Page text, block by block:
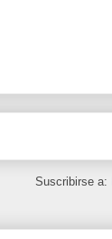
Suscribirse a: